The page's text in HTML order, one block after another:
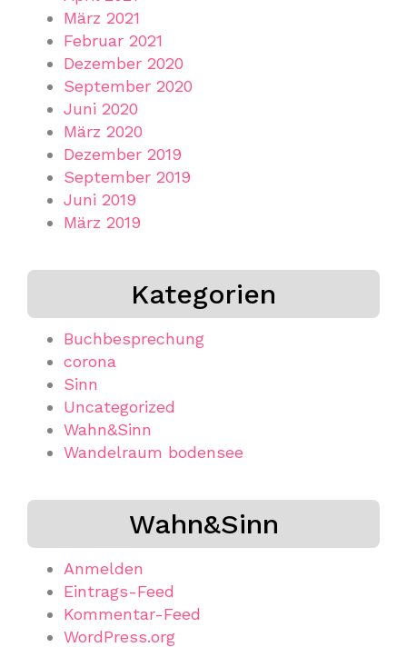
März 2021
Februar 2021
Dezember 2020
September 2020
Juni 2020
März 2020
Dezember 2019
September 2019
Juni 2019
März 2019
Kategorien
Buchbesprechung
corona
Sinn
Uncategorized
Wahn&Sinn
Wandelraum bodensee
Wahn&Sinn
Anmelden
Eintrags-Feed
Kommentar-Feed
WordPress.org